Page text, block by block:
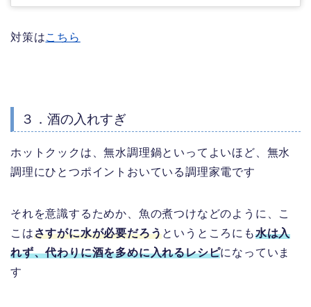
対策はこちら
３．酒の入れすぎ
ホットクックは、無水調理鍋といってよいほど、無水
調理にひとつポイントおいている調理家電です
それを意識するためか、魚の煮つけなどのように、こ
こはさすがに水が必要だろうというところにも水は入
れず、代わりに酒を多めに入れるレシピになっていま
す